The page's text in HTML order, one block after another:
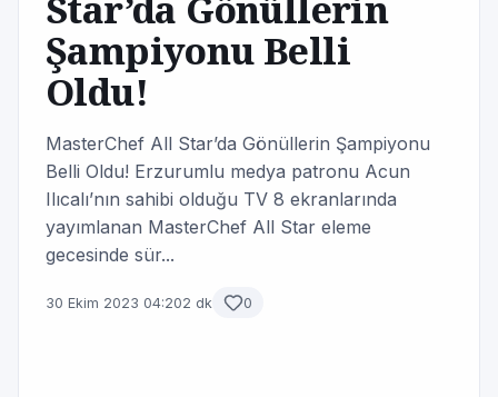
Şampiyonu Belli
Oldu!
MasterChef All Star’da Gönüllerin Şampiyonu
Belli Oldu! Erzurumlu medya patronu Acun
Ilıcalı’nın sahibi olduğu TV 8 ekranlarında
yayımlanan MasterChef All Star eleme
gecesinde sür...
30 Ekim 2023 04:202 dk 0